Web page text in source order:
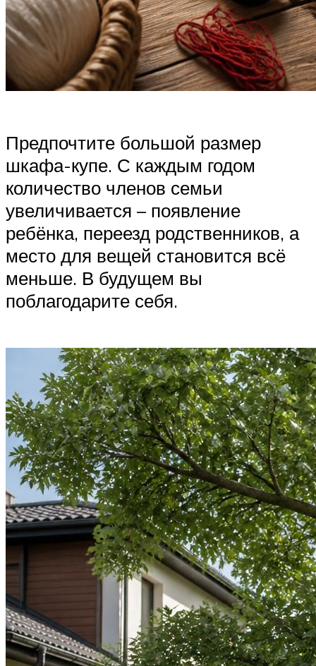
Предпочтите большой размер
шкафа-купе. С каждым годом
количество членов семьи
увеличивается – появление
ребёнка, переезд родственников, а
место для вещей становится всё
меньше. В будущем вы
поблагодарите себя.